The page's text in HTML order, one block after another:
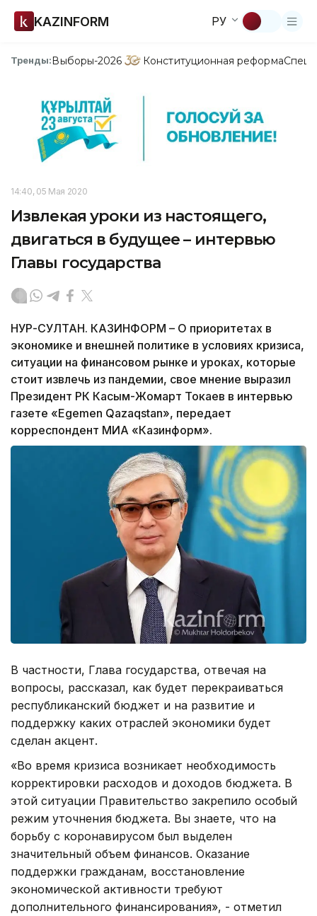
KAZINFORM РУ
Тренды:Выборы-2026 Конституционная реформа
14:40, 05 Мая 2020
Извлекая уроки из настоящего,
двигаться в будущее – интервью
Главы государства
НУР-СУЛТАН. КАЗИНФОРМ – О приоритетах в
экономике и внешней политике в условиях кризиса,
ситуации на финансовом рынке и уроках, которые
стоит извлечь из пандемии, свое мнение выразил
Президент РК Касым-Жомарт Токаев в интервью
газете «Egemen Qazaqstan», передает
корреспондент МИА «Казинформ».
В частности, Глава государства, отвечая на
вопросы, рассказал, как будет перекраиваться
республиканский бюджет и на развитие и
поддержку каких отраслей экономики будет
сделан акцент.
«Во время кризиса возникает необходимость
корректировки расходов и доходов бюджета. В
этой ситуации Правительство закрепило особый
режим уточнения бюджета. Вы знаете, что на
борьбу с коронавирусом был выделен
значительный объем финансов. Оказание
поддержки гражданам, восстановление
экономической активности требуют
дополнительного финансирования», - отметил